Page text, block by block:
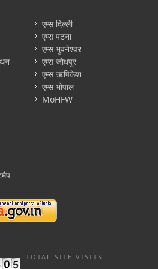
एम्स दिल्ली
एम्स पटना
एम्स भुवनेश्वर
एम्स जोधपुर
एम्स ऋषिकेश
एम्स भोपाल
MoHFW
TOTAL SITE VISITS